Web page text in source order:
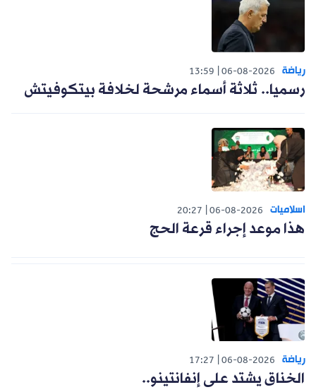
رياضة 06-08-2026
13:59
رسميا.. ثلاثة أسماء مرشحة لخلافة بيتكوفيتش
اسلاميات 06-08-2026
20:27
هذا موعد إجراء قرعة الحج
رياضة 06-08-2026
17:27
الخناق يشتد على إنفانتينو..